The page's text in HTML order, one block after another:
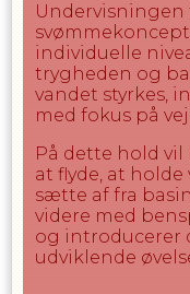
Forældre
eller fra
Undervisningen
individuelle
trygheden og
vandet styrkes,
med fokus på
På dette hold
at flyde, at
sætte af fra
videre med
og introducerer
udviklende